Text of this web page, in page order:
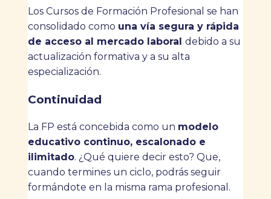
Los Cursos de Formación Profesional se han
consolidado como una vía segura y rápida
de acceso al mercado laboral debido a su
actualización formativa y a su alta
especialización.
Continuidad
La FP está concebida como un modelo
educativo continuo, escalonado e
ilimitado. ¿Qué quiere decir esto? Que,
cuando termines un ciclo, podrás seguir
formándote en la misma rama profesional.